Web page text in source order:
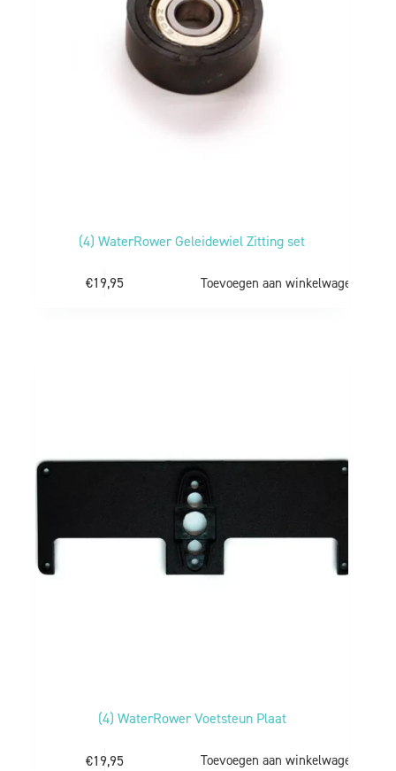
(4) WaterRower Geleidewiel Zitting set
€19,95 Toevoegen aan winkelwagen
(4) WaterRower Voetsteun Plaat
€19,95 Toevoegen aan winkelwagen